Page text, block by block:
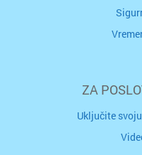
ZA
Uključite